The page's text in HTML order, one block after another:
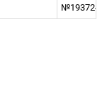
№193724-